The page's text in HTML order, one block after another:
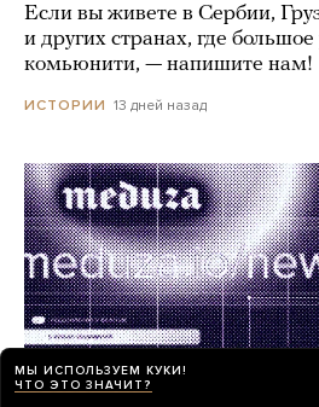
Если вы живете в Сербии,
и других странах, где
комьюнити, — напишите нам!
ИСТОРИИ 13 дней назад
МЫ ИСПОЛЬЗУЕМ КУКИ!
ЧТО ЭТО ЗНАЧИТ?